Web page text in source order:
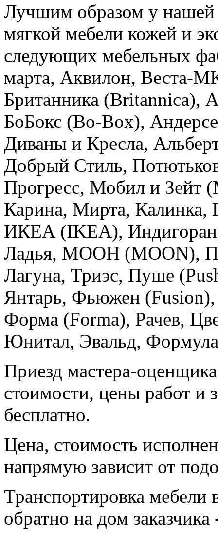
Лучшим образом у нашей
мягкой мебели кожей и
следующих мебельных
марта, Аквилон, Веста-
Британника
БоБокс (Bo-Box),
Диваны и Кресла,
Добрый Стиль,
Прогресс, Мобил и Зейт
Карина, Мирта,
ИКЕА (IKEA),
Ладья, МООН (MOON),
Лагуна, Триэс, Пуше
Янтарь, Фьюжен
Форма (Forma), Рачев,
Юнитал, Эвальд,
Приезд мастера-
стоимости, цены работ и
бесплатно.
Цена, стоимость
напрямую зависит от
Транспортировка мебели
обратно на дом заказчика